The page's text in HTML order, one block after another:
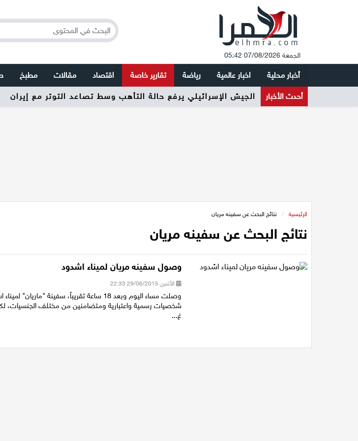
الجمعة 07/08/2026 05:42
أخبار محلية اخبار عالمية رياضة تقارير خاصة اقتصاد مقالات مطبخ
أحدث الأخبار الجيش الإسرائيلي يرفع حالة التأهب وسط تصاعد التوتر مع إيران
الرئيسية / نتائج البحث عن سفينه مريان
نتائج البحث عن سفينه مريان
وصول سفينه مريان لميناء اشدود
الأثنين 29/06/2015 22:33
وصلت مساء اليوم وبعد 18 ساعة تقريباً، سفينة
شخصيات رسمية واعتبارية ومتضامنين من مختلف الجنسيات،
غ...